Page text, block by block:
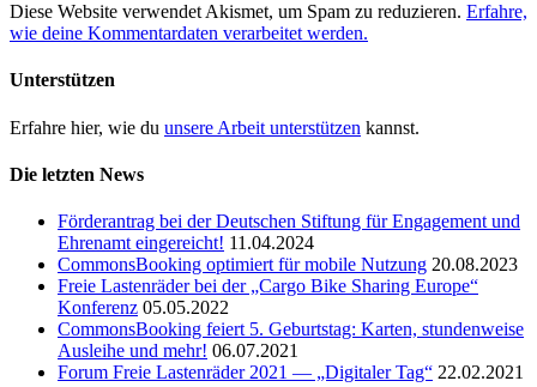
Diese Website verwendet Akismet, um Spam zu reduzieren. Erfahre,
wie deine Kommentardaten verarbeitet werden.
Unterstützen
Erfahre hier, wie du unsere Arbeit unterstützen kannst.
Die letzten News
Förderantrag bei der Deutschen Stiftung für Engagement und
Ehrenamt eingereicht! 11.04.2024
CommonsBooking optimiert für mobile Nutzung 20.08.2023
Freie Lastenräder bei der „Cargo Bike Sharing Europe“
Konferenz 05.05.2022
CommonsBooking feiert 5. Geburtstag: Karten, stundenweise
Ausleihe und mehr! 06.07.2021
Forum Freie Lastenräder 2021 — „Digitaler Tag“ 22.02.2021